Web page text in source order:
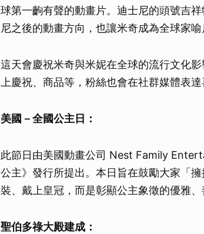
球第一齣有聲的動畫片。迪士尼的頭號吉
尼之後的動畫方向，也讓米奇成為全球家喻
這天會慶祝米奇與米妮在全球的流行文化
上慶祝、商品等，粉絲也會在社群媒體表達
美國－全國公主日：
此節日由美國動畫公司 Nest Family
公主》發行所提出。本日旨在鼓勵大家「
裝、戴上皇冠，而是彰顯公主象徵的優雅、
聖伯多祿大殿建成：